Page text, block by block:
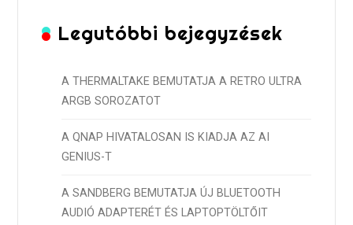
Legutóbbi bejegyzések
A THERMALTAKE BEMUTATJA A RETRO ULTRA
ARGB SOROZATOT
A QNAP HIVATALOSAN IS KIADJA AZ AI
GENIUS-T
A SANDBERG BEMUTATJA ÚJ BLUETOOTH
AUDIÓ ADAPTERÉT ÉS LAPTOPTÖLTŐIT